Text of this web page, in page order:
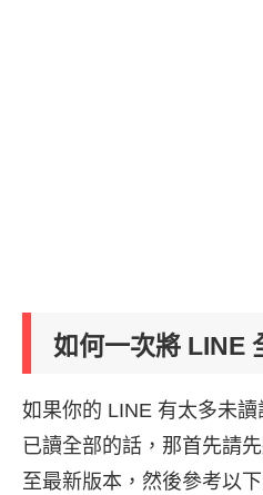
如何一次將 LINE
如果你的 LINE 有太多未
已讀全部的話，那首先請
至最新版本，然後參考以下